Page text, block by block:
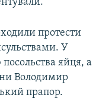
протести
У
яйця, а
Володимир
прапор.